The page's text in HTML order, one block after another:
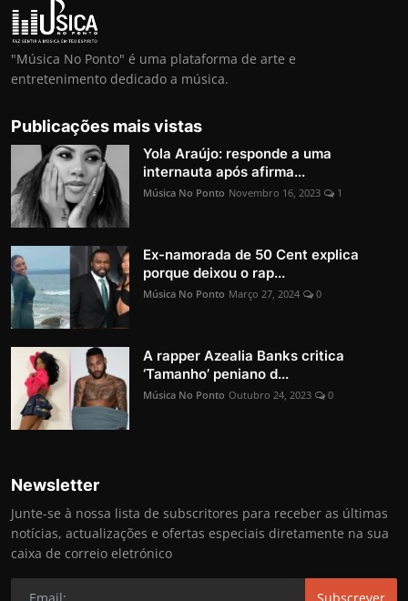
"Música No Ponto" é uma plataforma de arte e
entretenimento dedicado a música.
Publicações mais vistas
Yola Araújo: responde a uma
internauta após afirma...
Música No Ponto Novembro 16, 2023 1
Ex-namorada de 50 Cent explica
porque deixou o rap...
Música No Ponto Março 27, 2024 0
A rapper Azealia Banks critica
‘Tamanho’ peniano d...
Música No Ponto Outubro 24, 2023 0
Newsletter
Junte-se à nossa lista de subscritores para receber as últimas
notícias, actualizações e ofertas especiais diretamente na sua
caixa de correio eletrónico
Subscrever